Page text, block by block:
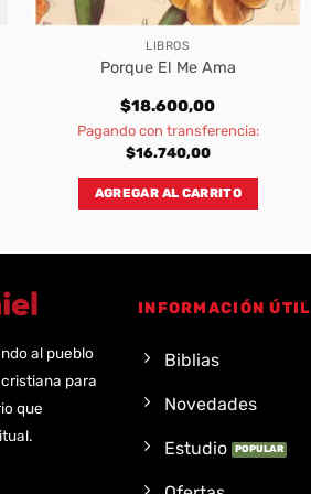
LIBROS
Porque El Me Ama
$18.600,00
Pagando con transferencia:
$16.740,00
AGREGAR AL CARRITO
al pueblo
para
que
INFORMACIÓN ÚTIL
Biblias
Novedades
Estudio